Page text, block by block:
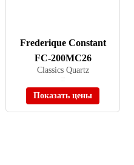
Frederique Constant
FC-200MC26
Classics Quartz
Показать цены